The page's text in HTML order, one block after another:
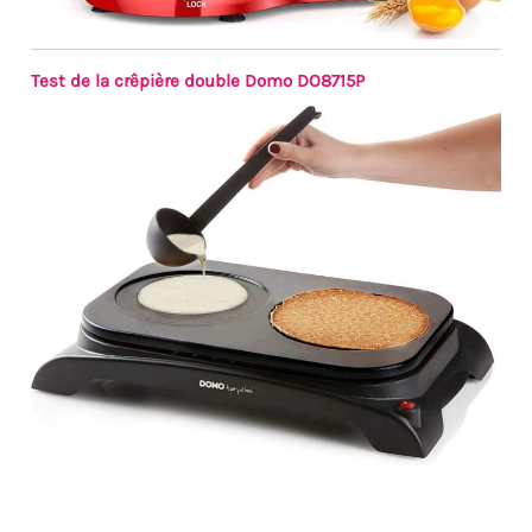
Test de la crêpière double Domo DO8715P